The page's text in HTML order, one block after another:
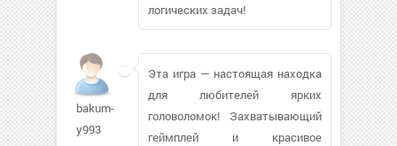
логических задач!
bakum-
y993
Эта игра — настоящая находка
для любителей ярких
головоломок! Захватывающий
геймплей и красивое